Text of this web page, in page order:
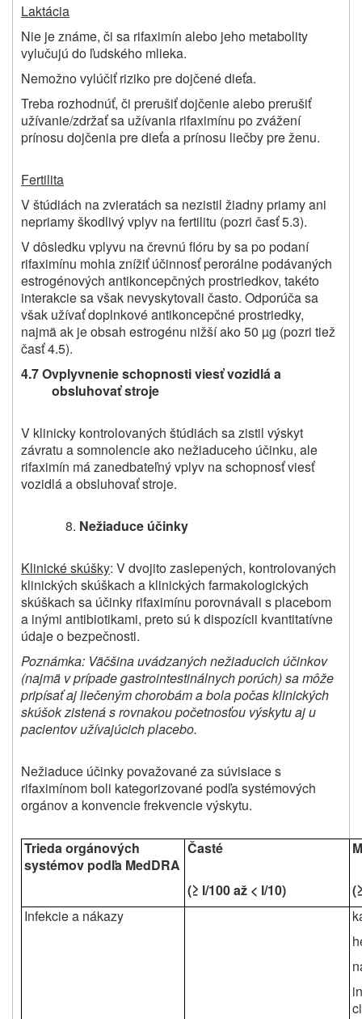
Laktácia
Nie je známe, či sa rifaximín alebo jeho metabolity
vylučujú do ľudského mlieka.
Nemožno vylúčiť riziko pre dojčené dieťa.
Treba rozhodnúť, či prerušiť dojčenie alebo prerušiť
užívanie/zdržať sa užívania rifaximínu po zvážení
prínosu dojčenia pre dieťa a prínosu liečby pre ženu.
Fertilita
V štúdiách na zvieratách sa nezistil žiadny priamy ani
nepriamy škodlivý vplyv na fertilitu (pozri časť 5.3).
V dôsledku vplyvu na črevnú flóru by sa po podaní
rifaximínu mohla znížiť účinnosť perorálne podávaných
estrogénových antikoncepčných prostriedkov, takéto
interakcie sa však nevyskytovali často. Odporúča sa
však užívať doplnkové antikoncepčné prostriedky,
najmä ak je obsah estrogénu nižší ako 50 µg (pozri tiež
časť 4.5).
4.7 Ovplyvnenie schopnosti viesť vozidlá a
obsluhovať stroje
V klinicky kontrolovaných štúdiách sa zistil výskyt
závratu a somnolencie ako nežiaduceho účinku, ale
rifaximín má zanedbateľný vplyv na schopnosť viesť
vozidlá a obsluhovať stroje.
Nežiaduce účinky
Klinické skúšky: V dvojito zaslepených, kontrolovaných
klinických skúškach a klinických farmakologických
skúškach sa účinky rifaximínu porovnávali s placebom
a inými antibiotikami, preto sú k dispozícii kvantitatívne
údaje o bezpečnosti.
Poznámka: Väčšina uvádzaných nežiaducich účinkov
(najmä v prípade gastrointestinálnych porúch) sa môže
pripísať aj liečeným chorobám a bola počas klinických
skúšok zistená s rovnakou početnosťou výskytu aj u
pacientov užívajúcich placebo.
Nežiaduce účinky považované za súvisiace s
rifaximínom boli kategorizované podľa systémových
orgánov a konvencie frekvencie výskytu.
Trieda orgánových
systémov podľa MedDRA
Časté
(≥ l/100 až < l/10)
Infekcie a nákazy